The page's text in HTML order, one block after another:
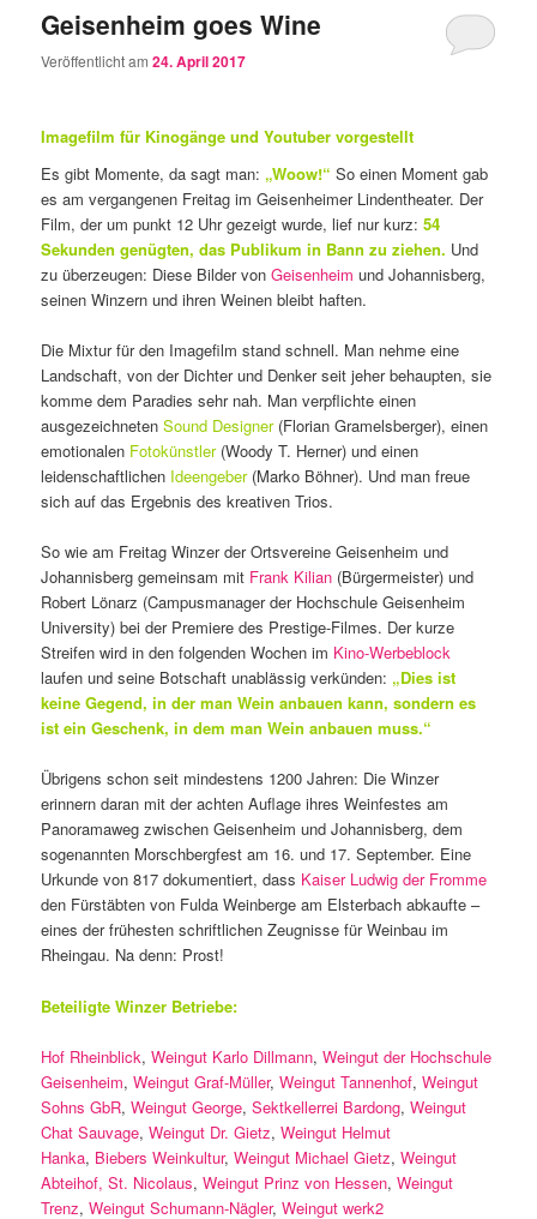
Geisenheim goes Wine
Veröffentlicht am24. April 2017
Imagefilm für Kinogänge und Youtuber vorgestellt
Es gibt Momente, da sagt man: „Woow!“ So einen Moment gab
es am vergangenen Freitag im Geisenheimer Lindentheater. Der
Film, der um punkt 12 Uhr gezeigt wurde, lief nur kurz:54
Sekunden genügten, das Publikum in Bann zu ziehen. Und
zu überzeugen: Diese Bilder vonGeisenheim und Johannisberg,
seinen Winzern und ihren Weinen bleibt haften.
Die Mixtur für den Imagefilm stand schnell. Man nehme eine
Landschaft, von der Dichter und Denker seit jeher behaupten, sie
komme dem Paradies sehr nah. Man verpflichte einen
ausgezeichnetenSound Designer(Florian Gramelsberger), einen
emotionalen Fotokünstler(Woody T. Herner) und einen
leidenschaftlichen Ideengeber(Marko Böhner). Und man freue
sich auf das Ergebnis des kreativen Trios.
So wie am Freitag Winzer der Ortsvereine Geisenheim und
Johannisberg gemeinsam mit Frank Kilian (Bürgermeister) und
Robert Lönarz (Campusmanager der Hochschule Geisenheim
University) bei der Premiere des Prestige-Filmes. Der kurze
Streifen wird in den folgenden Wochen im Kino-Werbeblock
laufen und seine Botschaft unablässig verkünden: „Dies ist
keine Gegend, in der man Wein anbauen kann, sondern es
ist ein Geschenk, in dem man Wein anbauen muss.“
Übrigens schon seit mindestens 1200 Jahren: Die Winzer
erinnern daran mit der achten Auflage ihres Weinfestes am
Panoramaweg zwischen Geisenheim und Johannisberg, dem
sogenannten Morschbergfest am 16. und 17. September. Eine
Urkunde von 817 dokumentiert, dass Kaiser Ludwig der Fromme
den Fürstäbten von Fulda Weinberge am Elsterbach abkaufte –
eines der frühesten schriftlichen Zeugnisse für Weinbau im
Rheingau. Na denn: Prost!
Beteiligte Winzer Betriebe:
Hof Rheinblick,Weingut Karlo Dillmann,Weingut der Hochschule
Geisenheim,Weingut Graf-Müller,Weingut Tannenhof,Weingut
Sohns GbR,Weingut George,Sektkellerrei Bardong,Weingut
Chat Sauvage,Weingut Dr. Gietz,Weingut Helmut
Hanka, Biebers Weinkultur,Weingut Michael Gietz,Weingut
Abteihof, St. Nicolaus,Weingut Prinz von Hessen,Weingut
Trenz,Weingut Schumann-Nägler, Weingut werk2